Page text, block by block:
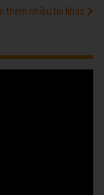
thêm nhiều tin khác